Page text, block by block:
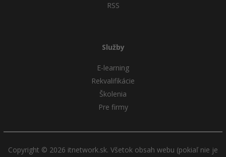
RSS
Služby
E-learning
Rekvalifikácie
Školenia
Pre firmy
Copyright © 2026 itnetwork.sk. Všetok obsah webu (pokiaľ nie je